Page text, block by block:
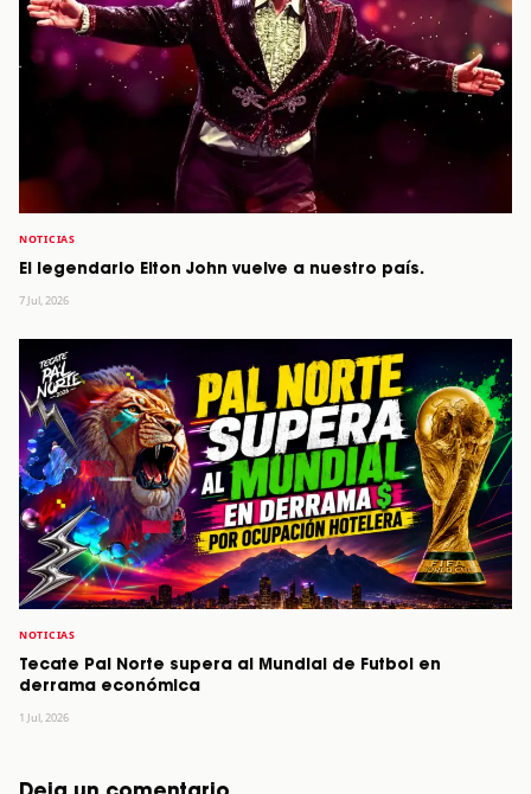
NOTICIAS
El legendario Elton John vuelve a nuestro país.
7 Jul, 2026
NOTICIAS
Tecate Pal Norte supera al Mundial de Futbol en
derrama económica
1 Jul, 2026